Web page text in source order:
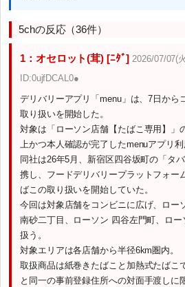
5chの反応（36件）
1：オセロット(茸) [ﾆﾀﾞ] 2026/07/07(
ID:0ujfDCAL0●
デリバリーアプリ「menu」は、7日から
取り扱いを開始した。
対象は「ローソン店舗【たばこ専用】」
上かつ本人確認が完了したmenuアプリ利
同社は26年5月、新宿区四谷坂町の「タ
携し、フードデリバリープラットフォー
ばこの取り扱いを開始していた。
今回は対象店舗をコンビニに広げ、ロー
南砂二丁目、ローソン 四谷左門町、ロー
扱う。
対象エリアは各店舗から半径6km圏内。
取扱商品は紙巻きたばこと加熱式たばこ
と同一の事前登録住所への対面手渡しに